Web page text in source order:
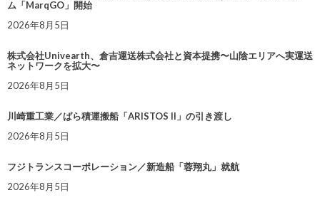
ム「MarqGO」開始
2026年8月5日
株式会社Univearth、倉吉運送株式会社と資本提携〜山陰エリアへ実運送
ネットワークを拡大〜
2026年8月5日
川崎重工業／ばら積運搬船「ARISTOS II」の引き渡し
2026年8月5日
フジトランスコーポレーション／新造船「蓉翔丸」就航
2026年8月5日